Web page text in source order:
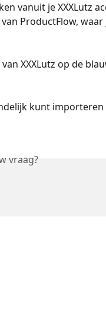
vanuit je XXXLutz
ProductFlow, waar
XXXLutz op de
kunt importeren
vraag?